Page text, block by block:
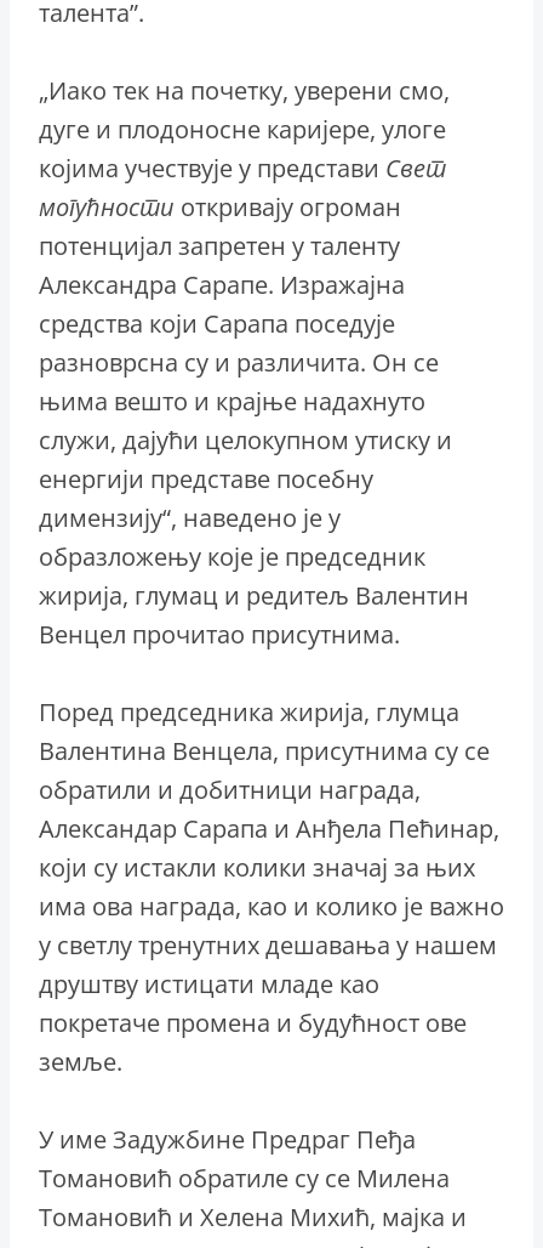
талента”.
„Иако тек на почетку, уверени смо,
дуге и плодоносне каријере, улоге
којима учествује у представи Свет
могућности откривају огроман
потенцијал запретен у таленту
Александра Сарапе. Изражајна
средства који Сарапа поседује
разноврсна су и различита. Он се
њима вешто и крајње надахнуто
служи, дајући целокупном утиску и
енергији представе посебну
димензију“, наведено је у
образложењу које је председник
жирија, глумац и редитељ Валентин
Венцел прочитао присутнима.
Поред председника жирија, глумца
Валентина Венцела, присутнима су се
обратили и добитници награда,
Александар Сарапа и Анђела Пећинар,
који су истакли колики значај за њих
има ова награда, као и колико је важно
у светлу тренутних дешавања у нашем
друштву истицати младе као
покретаче промена и будућност ове
земље.
У име Задужбине Предраг Пеђа
Томановић обратиле су се Милена
Томановић и Хелена Михић, мајка и